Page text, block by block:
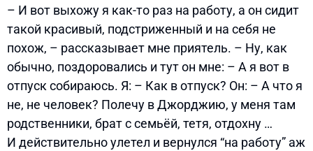
– И вот выхожу я как-то раз на работу, а он сидит
такой красивый, подстриженный и на себя не
похож, – рассказывает мне приятель. – Ну, как
обычно, поздоровались и тут он мне: – А я вот в
отпуск собираюсь. Я: – Как в отпуск? Он: – А что я
не, не человек? Полечу в Джорджию, у меня там
родственники, брат с семьёй, тетя, отдохну …
И действительно улетел и вернулся “на работу” аж